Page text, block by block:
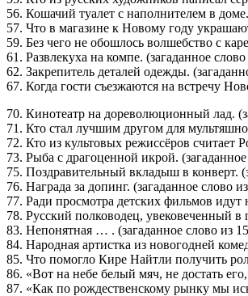
56. Кошачий туалет с наполнителем в
57. Что в магазине к Новому году
59. Без чего не обошлось волшебство с
61. Развлекуха на компе. (загаданное
62. Закрепитель деталей одежды.
67. Когда гости съезжаются на встречу
70. Кинотеатр на дореволюционный лад.
71. Кто стал лучшим другом для
72. Кто из культовых режиссёров считает
73. Рыба с драгоценной икрой.
75. Поздравительный вкладыш в конверт.
76. Награда за допинг. (загаданное слово
77. Ради просмотра детских фильмов
78. Русский полководец, увековеченный в
83. Непонятная … . (загаданное слово из
84. Народная артистка из новогодней
85. Что помогло Кире Найтли получить
86. «Вот на небе белый мяч, не достать
87. «Как по рождественскому рынку мы